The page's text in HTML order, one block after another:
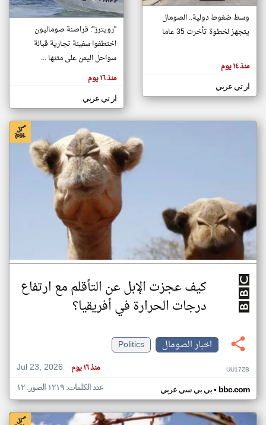
تغيير الدولة
مصادر الأخبار من الصومال
اخبار الصومال على مدار الساعة
أهم اخبار الصومال العاجلة والمباشرة
المقالات
الموجوده
هنا عن
وجهة
كاتبيها.
وسط ضغوط دولية.. الصومال
يتجهز لخطوة تأخرت 35 عاما
منذ ١٤ يوم
ار تي عربي
"رويترز": قراصنة صوماليون
اختطفوا سفينة تجارية قبالة
سواحل اليمن على متنها ...
منذ ١٦ يوم
ار تي عربي
كيف عجزت الإبل عن التأقلم مع ارتفاع
درجات الحرارة في أفريقيا؟
اخبار الصومال
Politics
Jul 23, 2026
منذ ١٦ يوم UU17ZB
بي بي سي عربي• bbc.com عدد الكلمات: ١٢١٩ الصور: ١٢
klyoum.com